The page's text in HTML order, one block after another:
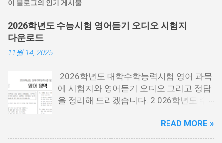
이 블로그의 인기 게시물
2026학년도 수능시험 영어듣기 오디오 시험지
다운로드
11월 14, 2025
2026학년도 대학수학능력시험 영어 과목
에 시험지와 영어듣기 오디오 그리고 정답
을 정리해 드리겠습니다. 2 026학년도 수
행한 시험 을 말하는데요. 2026년에 대학
에 들어가는 분들이 보는 시험입니다. 시험
READ MORE »